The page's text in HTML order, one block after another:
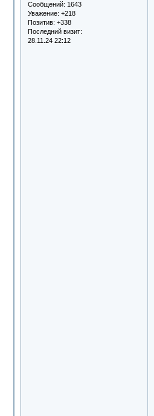
Сообщений: 1643
Уважение: +218
Позитив: +338
Последний визит:
28.11.24 22:12